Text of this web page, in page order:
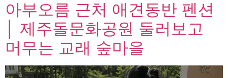
아부오름 근처 애견동반 펜션
│ 제주돌문화공원 둘러보고
머무는 교래 숲마을